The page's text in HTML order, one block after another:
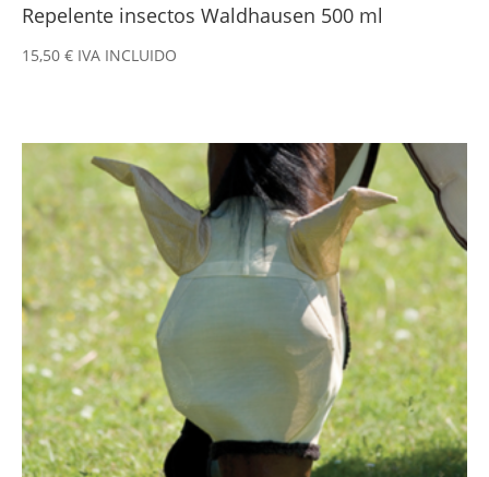
Repelente insectos Waldhausen 500 ml
15,50 € IVA INCLUIDO
producto
tiene
múltiples
variantes.
Las
opciones
se
pueden
elegir
en
la